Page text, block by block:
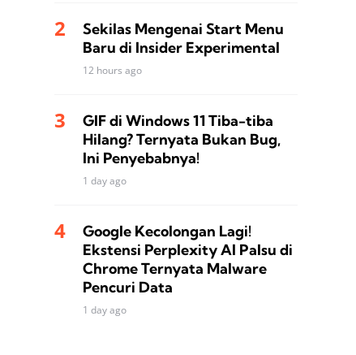
Sekilas Mengenai Start Menu
Baru di Insider Experimental
12 hours ago
GIF di Windows 11 Tiba-tiba
Hilang? Ternyata Bukan Bug,
Ini Penyebabnya!
1 day ago
Google Kecolongan Lagi!
Ekstensi Perplexity AI Palsu di
Chrome Ternyata Malware
Pencuri Data
1 day ago